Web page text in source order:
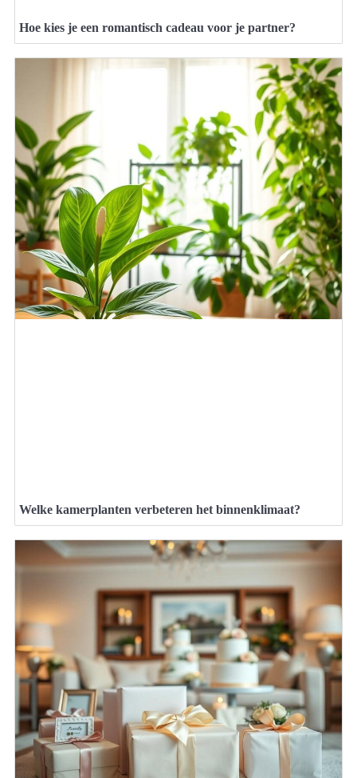
Hoe kies je een romantisch cadeau voor je partner?
Welke kamerplanten verbeteren het binnenklimaat?